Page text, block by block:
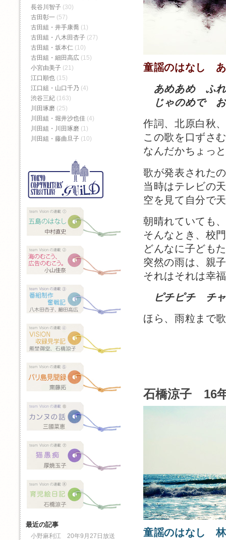
童謡のはなし
あめあめ ふ
じゃのめで
作詞、北原白秋
この歌を口ずさ
なんだかちょっ
歌が発表された
当時はテレビの
空を見て自分で
朝晴れていても
そんなとき、校
どんなに子ども
突然の雨は、親
それはそれは幸
ピチピチ チ
ほら、雨粒まで
石橋涼子 16
童謡のはなし
長谷川智子 (30)
古田彰一 (57)
古田組・井手康喬 (1)
古田組・八木田杏子 (27)
古田組・坂本仁 (10)
古田組・細田高広 (15)
小宮由美子 (21)
江口順也 (15)
江口組・山口千乃 (4)
渋谷三紀 (163)
川田琢磨 (25)
川田組・堀井沙也佳 (4)
川田組・川田琢磨 (1)
川田組・藤曲旦子 (10)
最近の記事
小野麻利江 20年9月27日放送